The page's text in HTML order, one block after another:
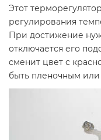
Этот
регулирования
При достижение
отключается его
сменит цвет с
быть пленочным